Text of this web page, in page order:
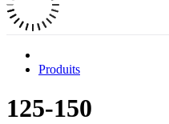
Produits
125-150